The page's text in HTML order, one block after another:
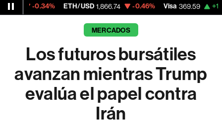
ETH/USD 1,866.74 -0.46% Visa 369.59 +1.07%
MERCADOS
Los futuros bursátiles
avanzan mientras Trump
evalúa el papel contra
Irán